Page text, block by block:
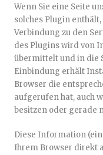
Wenn Sie eine Seite
solches Plugin
Verbindung zu den
des Plugins wird von
übermittelt und in die
Einbindung erhält
Browser die
aufgerufen hat, auch
besitzen oder gerade
Diese Information
Ihrem Browser direkt